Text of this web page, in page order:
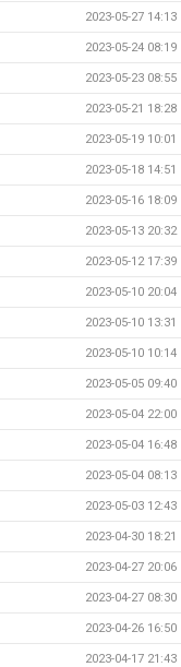
2023-05-27 14:13
2023-05-24 08:19
2023-05-23 08:55
2023-05-21 18:28
2023-05-19 10:01
2023-05-18 14:51
2023-05-16 18:09
2023-05-13 20:32
2023-05-12 17:39
2023-05-10 20:04
2023-05-10 13:31
2023-05-10 10:14
2023-05-05 09:40
2023-05-04 22:00
2023-05-04 16:48
2023-05-04 08:13
2023-05-03 12:43
2023-04-30 18:21
2023-04-27 20:06
2023-04-27 08:30
2023-04-26 16:50
2023-04-17 21:43